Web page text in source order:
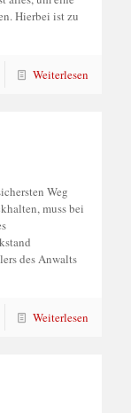
Hierbei ist zu
Weiterlesen
Weg
muss bei
des Anwalts
Weiterlesen